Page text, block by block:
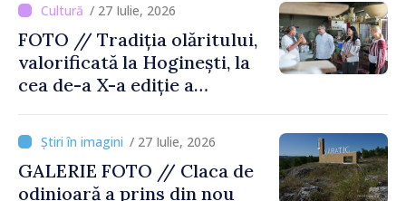
/ 27 Iulie, 2026
FOTO // Tradiția olăritului,
valorificată la Hoginești, la
cea de-a X-a ediție a
Vasile Gonciari”
/ 27 Iulie, 2026
GALERIE FOTO // Claca de
odinioară a prins din nou